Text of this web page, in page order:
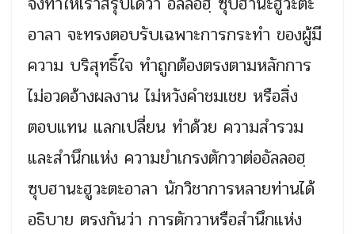
อาลา จะทรงตอบรับเฉพาะการกระทำ ของผู้มี
ความ บริสุทธิ์ใจ ทำถูกต้องตรงตามหลักการ
ไม่อวดอ้างผลงาน ไม่หวังคำชมเชย หรือสิ่ง
ตอบแทน แลกเปลี่ยน ทำด้วย ความสำรวม
และสำนึกแห่ง ความยำเกรงตักวาต่ออัลลอฮฺ
ซุบฮานะฮูวะตะอาลา นักวิชาการหลายท่านได้
อธิบาย ตรงกันว่า การตักวาหรือสำนึกแห่ง